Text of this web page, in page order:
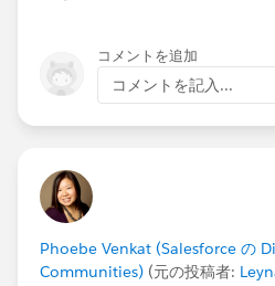
コメントを追加
コメントを記入...
Phoebe Venkat (Salesforce の
Communities) (元の投稿者: